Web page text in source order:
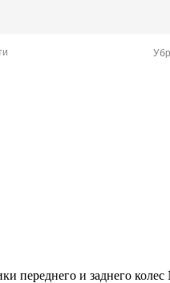
переднего и заднего